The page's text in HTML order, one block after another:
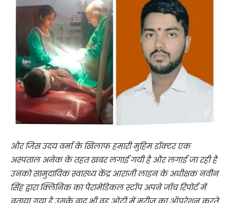
और जिस उदय वर्मा के खिलाफ हमारी मुहिम डॉक्टर एक
अस्पताल अनेक के तहत खबर लगाई गयी है और लगाई जा रही है
उनको सामुदायिक स्वास्थ्य केंद्र आराजी लाइन के अधीक्षक नवीन
सिंह द्वारा क्लिनिक का पैरामेडिकल स्टॉप अपने जाँच रिपोर्ट में